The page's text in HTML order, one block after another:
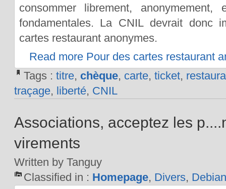
consommer librement,
fondamentales. La CNIL devrait donc
cartes restaurant anonymes.
Read more Pour des cartes restaurant
Tags : titre, chèque, carte, ticket,
traçage, liberté, CNIL
Associations, acceptez les
virements
Written by Tanguy
Classified in : Homepage, Divers,